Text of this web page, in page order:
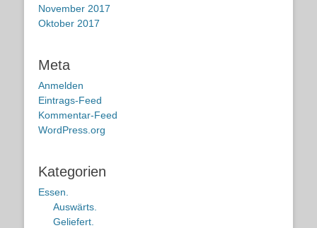
November 2017
Oktober 2017
Meta
Anmelden
Eintrags-Feed
Kommentar-Feed
WordPress.org
Kategorien
Essen.
Auswärts.
Geliefert.